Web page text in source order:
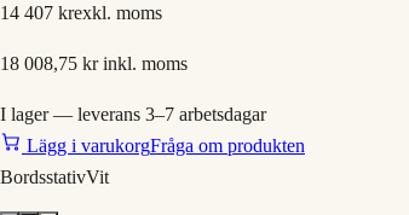
14 407 krexkl. moms
18 008,75 krinkl. moms
I lager — leverans 3–7 arbetsdagar
Lägg i varukorgFråga om produkten
BordsstativVit